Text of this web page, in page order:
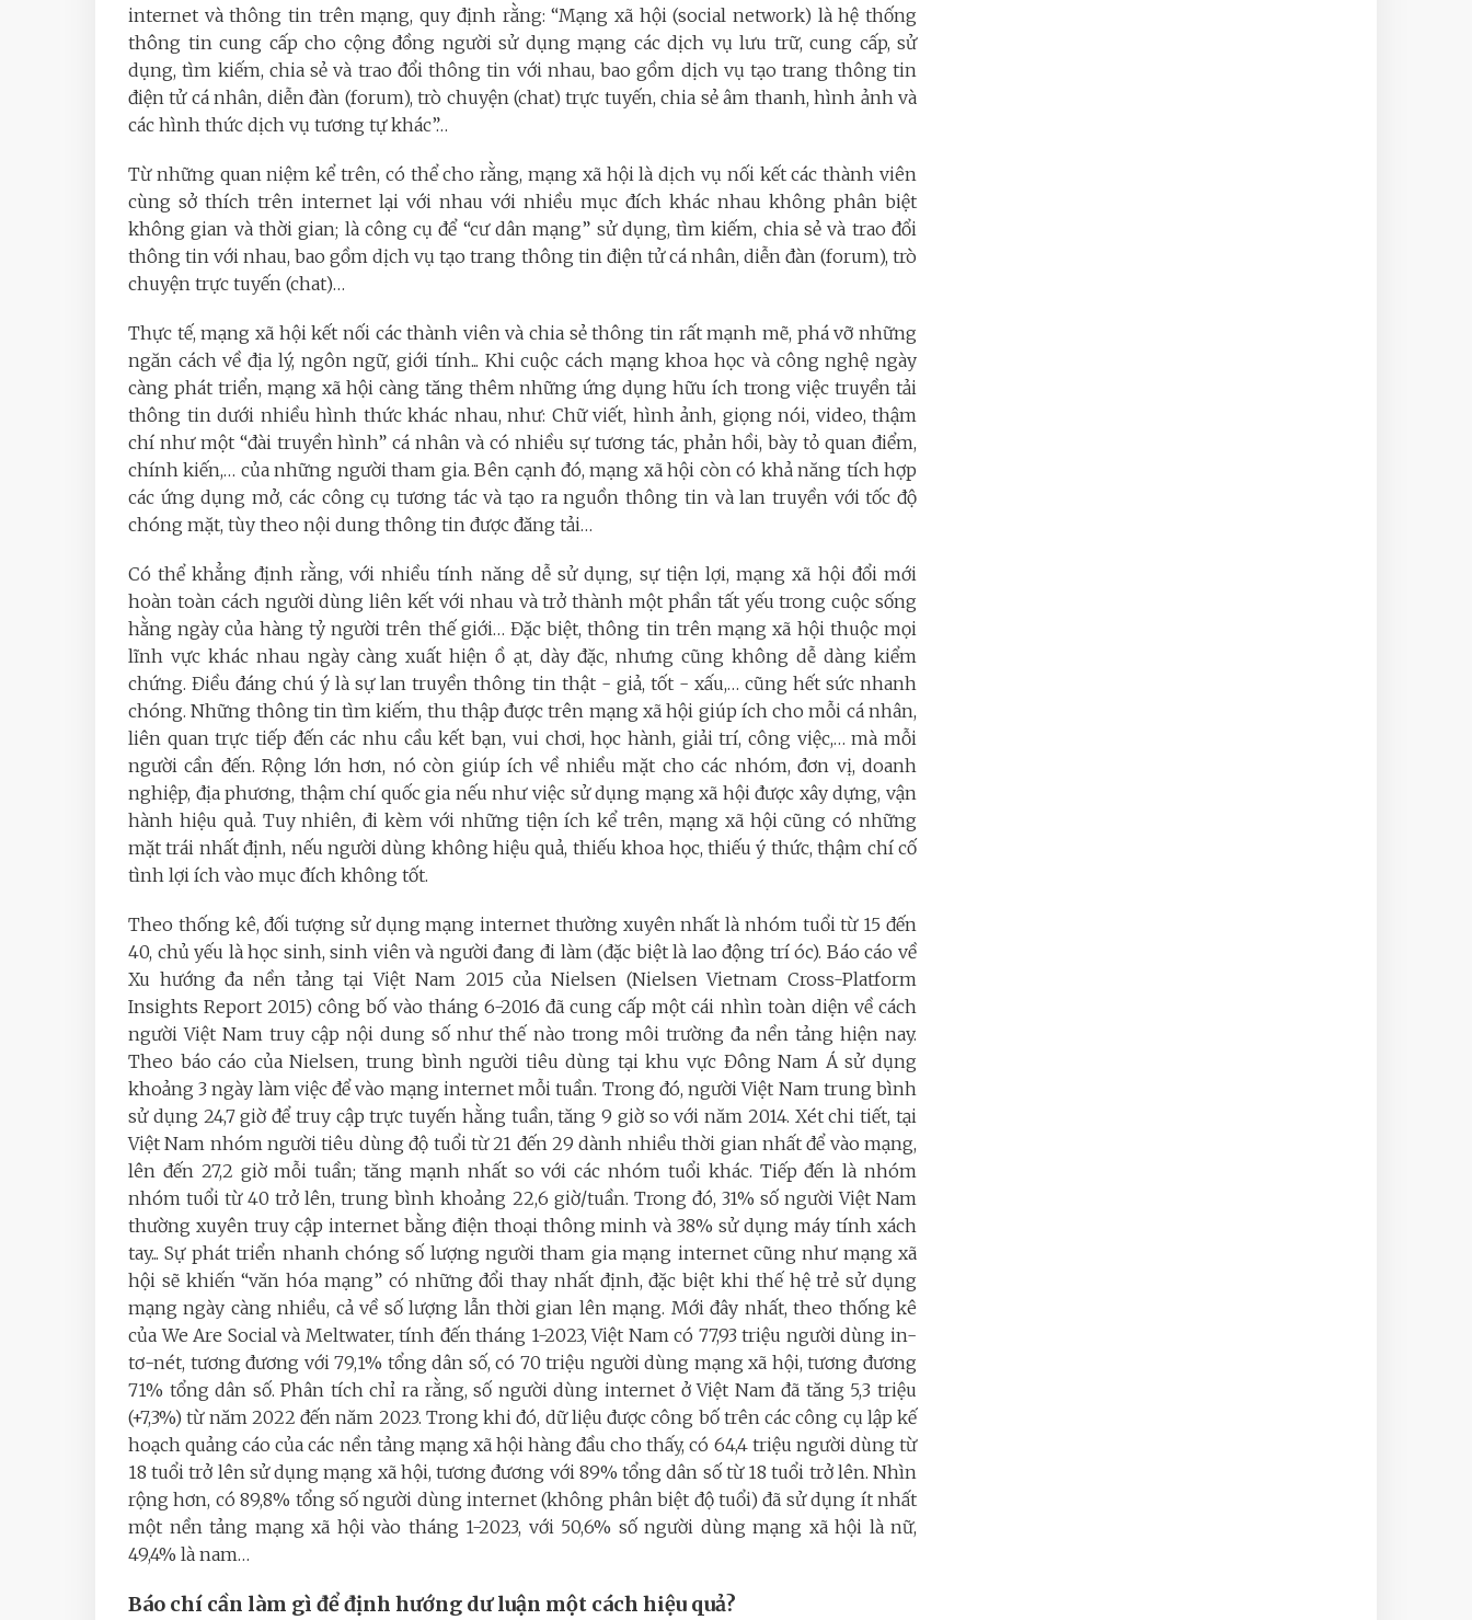
internet và thông tin trên mạng, quy định rằng: “Mạng xã hội (social network) là hệ thống
thông tin cung cấp cho cộng đồng người sử dụng mạng các dịch vụ lưu trữ, cung cấp, sử
dụng, tìm kiếm, chia sẻ và trao đổi thông tin với nhau, bao gồm dịch vụ tạo trang thông tin
điện tử cá nhân, diễn đàn (forum), trò chuyện (chat) trực tuyến, chia sẻ âm thanh, hình ảnh và
các hình thức dịch vụ tương tự khác”…
Từ những quan niệm kể trên, có thể cho rằng, mạng xã hội là dịch vụ nối kết các thành viên
cùng sở thích trên internet lại với nhau với nhiều mục đích khác nhau không phân biệt
không gian và thời gian; là công cụ để “cư dân mạng” sử dụng, tìm kiếm, chia sẻ và trao đổi
thông tin với nhau, bao gồm dịch vụ tạo trang thông tin điện tử cá nhân, diễn đàn (forum), trò
chuyện trực tuyến (chat)…
Thực tế, mạng xã hội kết nối các thành viên và chia sẻ thông tin rất mạnh mẽ, phá vỡ những
ngăn cách về địa lý, ngôn ngữ, giới tính... Khi cuộc cách mạng khoa học và công nghệ ngày
càng phát triển, mạng xã hội càng tăng thêm những ứng dụng hữu ích trong việc truyền tải
thông tin dưới nhiều hình thức khác nhau, như: Chữ viết, hình ảnh, giọng nói, video, thậm
chí như một “đài truyền hình” cá nhân và có nhiều sự tương tác, phản hồi, bày tỏ quan điểm,
chính kiến,… của những người tham gia. Bên cạnh đó, mạng xã hội còn có khả năng tích hợp
các ứng dụng mở, các công cụ tương tác và tạo ra nguồn thông tin và lan truyền với tốc độ
chóng mặt, tùy theo nội dung thông tin được đăng tải…
Có thể khẳng định rằng, với nhiều tính năng dễ sử dụng, sự tiện lợi, mạng xã hội đổi mới
hoàn toàn cách người dùng liên kết với nhau và trở thành một phần tất yếu trong cuộc sống
hằng ngày của hàng tỷ người trên thế giới… Đặc biệt, thông tin trên mạng xã hội thuộc mọi
lĩnh vực khác nhau ngày càng xuất hiện ồ ạt, dày đặc, nhưng cũng không dễ dàng kiểm
chứng. Điều đáng chú ý là sự lan truyền thông tin thật - giả, tốt - xấu,… cũng hết sức nhanh
chóng. Những thông tin tìm kiếm, thu thập được trên mạng xã hội giúp ích cho mỗi cá nhân,
liên quan trực tiếp đến các nhu cầu kết bạn, vui chơi, học hành, giải trí, công việc,… mà mỗi
người cần đến. Rộng lớn hơn, nó còn giúp ích về nhiều mặt cho các nhóm, đơn vị, doanh
nghiệp, địa phương, thậm chí quốc gia nếu như việc sử dụng mạng xã hội được xây dựng, vận
hành hiệu quả. Tuy nhiên, đi kèm với những tiện ích kể trên, mạng xã hội cũng có những
mặt trái nhất định, nếu người dùng không hiệu quả, thiếu khoa học, thiếu ý thức, thậm chí cố
tình lợi ích vào mục đích không tốt.
Theo thống kê, đối tượng sử dụng mạng internet thường xuyên nhất là nhóm tuổi từ 15 đến
40, chủ yếu là học sinh, sinh viên và người đang đi làm (đặc biệt là lao động trí óc). Báo cáo về
Xu hướng đa nền tảng tại Việt Nam 2015 của Nielsen (Nielsen Vietnam Cross-Platform
Insights Report 2015) công bố vào tháng 6-2016 đã cung cấp một cái nhìn toàn diện về cách
người Việt Nam truy cập nội dung số như thế nào trong môi trường đa nền tảng hiện nay.
Theo báo cáo của Nielsen, trung bình người tiêu dùng tại khu vực Đông Nam Á sử dụng
khoảng 3 ngày làm việc để vào mạng internet mỗi tuần. Trong đó, người Việt Nam trung bình
sử dụng 24,7 giờ để truy cập trực tuyến hằng tuần, tăng 9 giờ so với năm 2014. Xét chi tiết, tại
Việt Nam nhóm người tiêu dùng độ tuổi từ 21 đến 29 dành nhiều thời gian nhất để vào mạng,
lên đến 27,2 giờ mỗi tuần; tăng mạnh nhất so với các nhóm tuổi khác. Tiếp đến là nhóm
nhóm tuổi từ 40 trở lên, trung bình khoảng 22,6 giờ/tuần. Trong đó, 31% số người Việt Nam
thường xuyên truy cập internet bằng điện thoại thông minh và 38% sử dụng máy tính xách
tay... Sự phát triển nhanh chóng số lượng người tham gia mạng internet cũng như mạng xã
hội sẽ khiến “văn hóa mạng” có những đổi thay nhất định, đặc biệt khi thế hệ trẻ sử dụng
mạng ngày càng nhiều, cả về số lượng lẫn thời gian lên mạng. Mới đây nhất, theo thống kê
của We Are Social và Meltwater, tính đến tháng 1-2023, Việt Nam có 77,93 triệu người dùng in-
tơ-nét, tương đương với 79,1% tổng dân số, có 70 triệu người dùng mạng xã hội, tương đương
71% tổng dân số. Phân tích chỉ ra rằng, số người dùng internet ở Việt Nam đã tăng 5,3 triệu
(+7,3%) từ năm 2022 đến năm 2023. Trong khi đó, dữ liệu được công bố trên các công cụ lập kế
hoạch quảng cáo của các nền tảng mạng xã hội hàng đầu cho thấy, có 64,4 triệu người dùng từ
18 tuổi trở lên sử dụng mạng xã hội, tương đương với 89% tổng dân số từ 18 tuổi trở lên. Nhìn
rộng hơn, có 89,8% tổng số người dùng internet (không phân biệt độ tuổi) đã sử dụng ít nhất
một nền tảng mạng xã hội vào tháng 1-2023, với 50,6% số người dùng mạng xã hội là nữ,
49,4% là nam…
Báo chí cần làm gì để định hướng dư luận một cách hiệu quả?